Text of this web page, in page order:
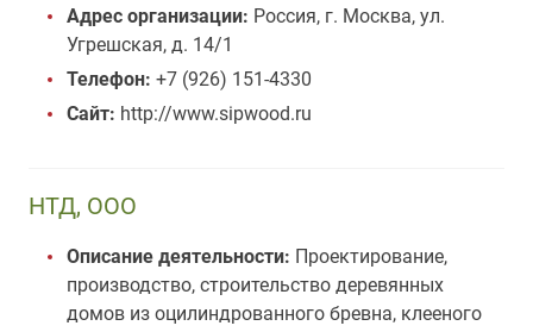
Адрес организации: Россия, г. Москва, ул.
Угрешская, д. 14/1
Телефон: +7 (926) 151-4330
Сайт: http://www.sipwood.ru
НТД, ООО
Описание деятельности: Проектирование,
производство, строительство деревянных
домов из оцилиндрованного бревна, клееного